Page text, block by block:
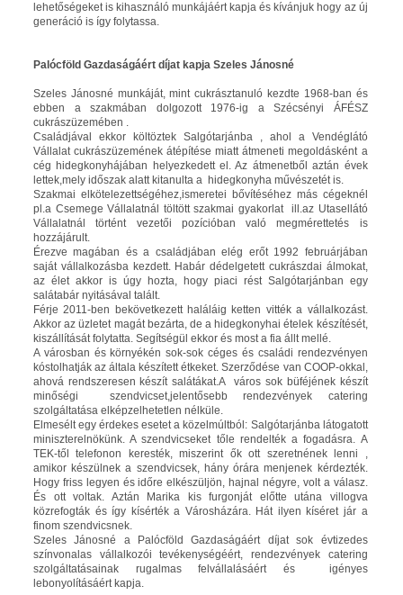
lehetőségeket is kihasználó munkájáért kapja és kívánjuk hogy az új
generáció is így folytassa.
Palócföld Gazdaságáért díjat kapja Szeles Jánosné
Szeles Jánosné munkáját, mint cukrásztanuló kezdte 1968-ban és
ebben a szakmában dolgozott 1976-ig a Szécsényi ÁFÉSZ
cukrászüzemében .
Családjával ekkor költöztek Salgótarjánba , ahol a Vendéglátó
Vállalat cukrászüzemének átépítése miatt átmeneti megoldásként a
cég hidegkonyhájában helyezkedett el. Az átmenetből aztán évek
lettek,mely időszak alatt kitanulta a hidegkonyha művészetét is.
Szakmai elkötelezettségéhez,ismeretei bővítéséhez más cégeknél
pl.a Csemege Vállalatnál töltött szakmai gyakorlat ill.az Utasellátó
Vállalatnál történt vezetői pozícióban való megmérettetés is
hozzájárult.
Érezve magában és a családjában elég erőt 1992 februárjában
saját vállalkozásba kezdett. Habár dédelgetett cukrászdai álmokat,
az élet akkor is úgy hozta, hogy piaci rést Salgótarjánban egy
salátabár nyitásával talált.
Férje 2011-ben bekövetkezett haláláig ketten vitték a vállalkozást.
Akkor az üzletet magát bezárta, de a hidegkonyhai ételek készítését,
kiszállítását folytatta. Segítségül ekkor és most a fia állt mellé.
A városban és környékén sok-sok céges és családi rendezvényen
kóstolhatják az általa készített étkeket. Szerződése van COOP-okkal,
ahová rendszeresen készít salátákat.A város sok büféjének készít
minőségi szendvicset,jelentősebb rendezvények catering
szolgáltatása elképzelhetetlen nélküle.
Elmesélt egy érdekes esetet a közelmúltból: Salgótarjánba látogatott
miniszterelnökünk. A szendvicseket tőle rendelték a fogadásra. A
TEK-től telefonon keresték, miszerint ők ott szeretnének lenni ,
amikor készülnek a szendvicsek, hány órára menjenek kérdezték.
Hogy friss legyen és időre elkészüljön, hajnal négyre, volt a válasz.
És ott voltak. Aztán Marika kis furgonját előtte utána villogva
közrefogták és így kísérték a Városházára. Hát ilyen kíséret jár a
finom szendvicsnek.
Szeles Jánosné a Palócföld Gazdaságáért díjat sok évtizedes
színvonalas vállalkozói tevékenységéért, rendezvények catering
szolgáltatásainak rugalmas felvállalásáért és igényes
lebonyolításáért kapja.